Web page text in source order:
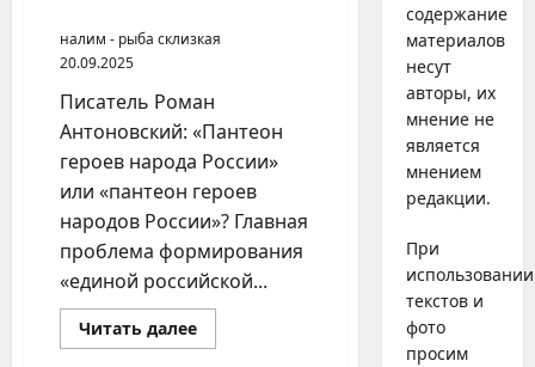
налим - рыба склизкая
20.09.2025
Писатель Роман
Антоновский: «Пантеон
героев народа России»
или «пантеон героев
народов России»? Главная
проблема формирования
«единой российской...
Читать далееПрочитать
больше
содержание
материалов
несут
авторы, их
мнение не
является
мнением
редакции.
При
использовании
текстов и
фото
просим